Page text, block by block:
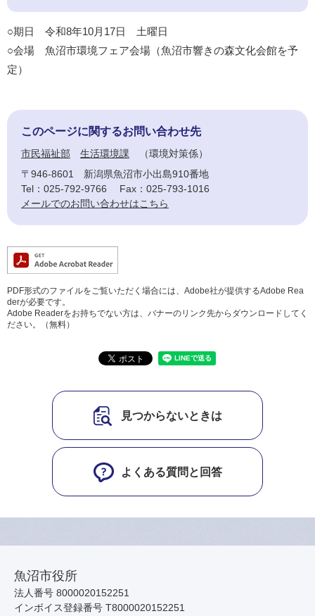
○期日 令和8年10月17日 土曜日
○会場 魚沼市環境フェア会場（魚沼市響きの森文化会館を予
定）
このページに関するお問い合わせ先
市民福祉部 生活環境課
環境対策係
〒946-8601
新潟県魚沼市小出島910番地
Tel：025-792-9766
Fax：025-793-1016
メールでのお問い合わせはこちら
PDF形式のファイルをご覧いただく場合には、Adobe社が提供するAdobe Rea
derが必要です。
Adobe Readerをお持ちでない方は、バナーのリンク先からダウンロードしてく
ださい。（無料）
見つからないときは
よくある質問と回答
魚沼市役所
法人番号 8000020152251
インボイス登録番号 T8000020152251